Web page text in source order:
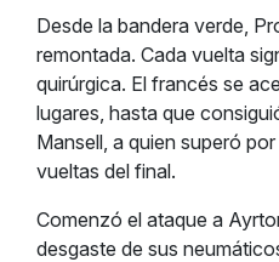
Desde la bandera verde,
remontada. Cada vuelta
quirúrgica. El francés se
lugares, hasta que
Mansell, a quien superó
vueltas del final.
Comenzó el ataque a
desgaste de sus